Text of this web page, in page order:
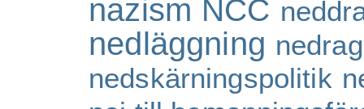
nazism NCC
nedläggning
nedskärningspolitik